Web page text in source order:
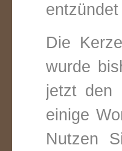
Die
wurde
jetzt den
einige
Nutzen